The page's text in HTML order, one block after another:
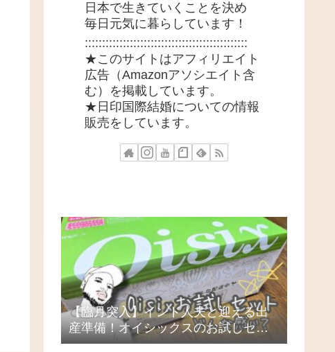
日本で生きていくことを決め
毎日元気に暮らしています！
:::::::::::::::::::::::::::::::::::::::::::::::
★このサイトはアフィリエイト
広告（Amazonアソシエイト含
む）を掲載しています。
★日印国際結婚についての情報
販売をしています。
【臨月突入】インド人夫と迎える出
産準備！オイシックスのお試しセッ
トを頼んでみた